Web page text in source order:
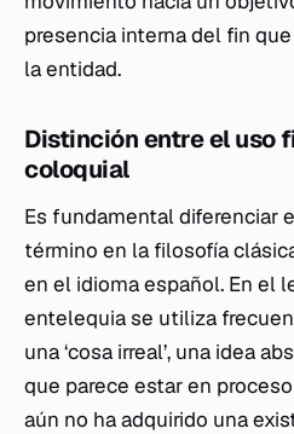
presencia interna del fin
la entidad.
Distinción entre el uso
coloquial
Es fundamental diferenciar
término en la filosofía
en el idioma español. En el
entelequia se utiliza
una ‘cosa irreal’, una idea
que parece estar en
aún no ha adquirido una